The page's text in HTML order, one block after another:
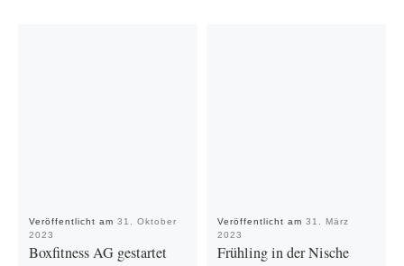
Veröffentlicht am 31. Oktober
2023
Boxfitness AG gestartet
Veröffentlicht am 31. März
2023
Frühling in der Nische